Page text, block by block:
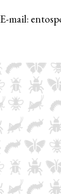
E-mail: